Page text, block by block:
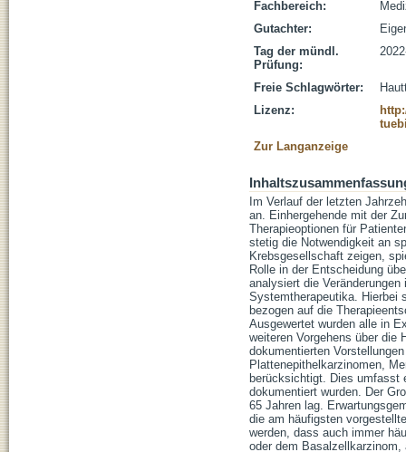
Fachbereich:
Gutachter:
Tag der mündl.
Prüfung:
Freie Schlagwörter:
Lizenz:
Zur Langanzeige
Im Verlauf der letzten
an. Einhergehende mit der
Therapieoptionen für
stetig die Notwendigkeit an
Krebsgesellschaft zeigen,
Rolle in der Entscheidung
analysiert die
Systemtherapeutika. Hierbei
bezogen auf die
Ausgewertet wurden alle in
weiteren Vorgehens über die
dokumentierten
Plattenepithelkarzinomen,
berücksichtigt. Dies umfasst
dokumentiert wurden. Der
65 Jahren lag.
die am häufigsten
werden, dass auch immer
oder dem